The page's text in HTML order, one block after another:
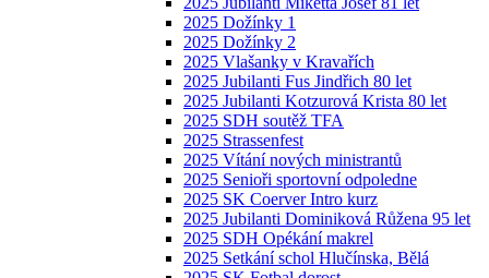
2025 Dožínky 1
2025 Dožínky 2
2025 Vlašanky v Kravařích
2025 Jubilanti Fus Jindřich 80 let
2025 Jubilanti Kotzurová Krista 80 let
2025 SDH soutěž TFA
2025 Strassenfest
2025 Vítání nových ministrantů
2025 Senioři sportovní odpoledne
2025 SK Coerver Intro kurz
2025 Jubilanti Dominiková Růžena 95 let
2025 SDH Opékání makrel
2025 Setkání schol Hlučínska, Bělá